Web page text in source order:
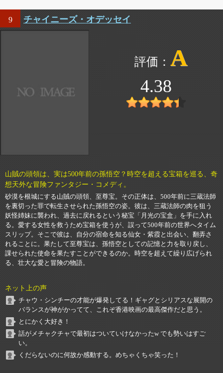
9 チャイニーズ・オデッセイ
A
4.38
山賊の頭領は、実は500年前の孫悟空？時空を超える宝箱を巡る、奇
想天外な冒険ファンタジー・コメディ。
砂漠を根城にする山賊の頭領、至尊宝。その正体は、500年前に三蔵法師
を裏切った罪で転生させられた孫悟空の姿。彼は、三蔵法師の肉を狙う
妖怪姉妹に襲われ、過去に戻れるという秘宝「月光の宝盒」を手に入れ
る。愛する女性を救うため宝箱を使うが、誤って500年前の世界へタイム
スリップ。そこで彼は、自分の宿命を知る仙女・紫霞と出会い、翻弄さ
れることに。果たして至尊宝は、孫悟空としての記憶と力を取り戻し、
課せられた使命を果たすことができるのか。時空を超えて繰り広げられ
る、壮大な愛と冒険の物語。
ネット上の声
チャウ・シンチーの才能が爆発してる！ギャグとシリアスな展開の
バランスが神がかってて、これぞ香港映画の最高傑作だと思う。
とにかく大好き！
話がメチャクチャで最初はついていけなかったw でも勢いはすご
い。
くだらないのに何故か感動する。めちゃくちゃ笑った！